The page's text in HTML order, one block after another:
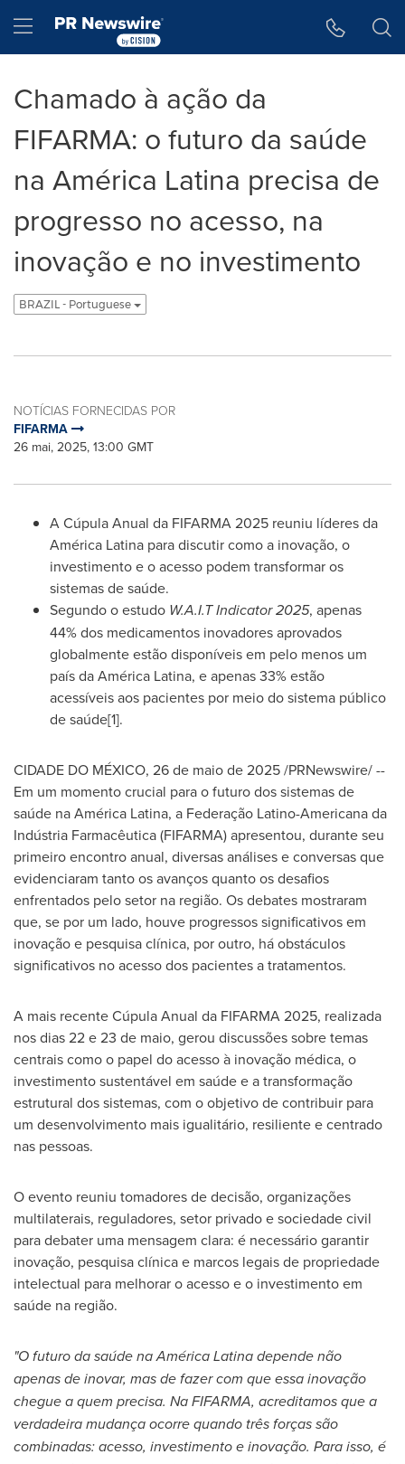
Hamburger menu
Chamado à ação da
FIFARMA: o futuro da saúde
na América Latina precisa de
progresso no acesso, na
inovação e no investimento
BRAZIL - Portuguese
NOTÍCIAS FORNECIDAS POR
FIFARMA
26 mai, 2025, 13:00 GMT
A Cúpula Anual da FIFARMA 2025 reuniu líderes da
América Latina para discutir como a inovação, o
investimento e o acesso podem transformar os
sistemas de saúde.
Segundo o estudo W.A.I.T Indicator 2025, apenas
44% dos medicamentos inovadores aprovados
globalmente estão disponíveis em pelo menos um
país da América Latina, e apenas 33% estão
acessíveis aos pacientes por meio do sistema público
de saúde[1].
CIDADE DO MÉXICO, 26 de maio de 2025/PRNewswire/ --
Em um momento crucial para o futuro dos sistemas de
saúde na América Latina, a Federação Latino-Americana da
Indústria Farmacêutica (FIFARMA) apresentou, durante seu
primeiro encontro anual, diversas análises e conversas que
evidenciaram tanto os avanços quanto os desafios
enfrentados pelo setor na região. Os debates mostraram
que, se por um lado, houve progressos significativos em
inovação e pesquisa clínica, por outro, há obstáculos
significativos no acesso dos pacientes a tratamentos.
A mais recente Cúpula Anual da FIFARMA 2025, realizada
nos dias 22 e 23 de maio, gerou discussões sobre temas
centrais como o papel do acesso à inovação médica, o
investimento sustentável em saúde e a transformação
estrutural dos sistemas, com o objetivo de contribuir para
um desenvolvimento mais igualitário, resiliente e centrado
nas pessoas.
O evento reuniu tomadores de decisão, organizações
multilaterais, reguladores, setor privado e sociedade civil
para debater uma mensagem clara: é necessário garantir
inovação, pesquisa clínica e marcos legais de propriedade
intelectual para melhorar o acesso e o investimento em
saúde na região.
"O futuro da saúde na América Latina depende não
apenas de inovar, mas de fazer com que essa inovação
chegue a quem precisa. Na FIFARMA, acreditamos que a
verdadeira mudança ocorre quando três forças são
combinadas: acesso, investimento e inovação. Para isso, é